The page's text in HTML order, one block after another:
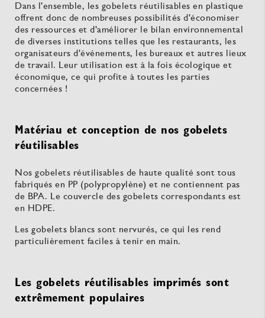
Dans l'ensemble, les gobelets réutilisables en plastique
offrent donc de nombreuses possibilités d'économiser
des ressources et d'améliorer le bilan environnemental
de diverses institutions telles que les restaurants, les
organisateurs d'événements, les bureaux et autres lieux
de travail. Leur utilisation est à la fois écologique et
économique, ce qui profite à toutes les parties
concernées !
Matériau et conception de nos gobelets
réutilisables
Nos gobelets réutilisables de haute qualité sont tous
fabriqués en PP (polypropylène) et ne contiennent pas
de BPA. Le couvercle des gobelets correspondants est
en HDPE.
Les gobelets blancs sont nervurés, ce qui les rend
particulièrement faciles à tenir en main.
Les gobelets réutilisables imprimés sont
extrêmement populaires